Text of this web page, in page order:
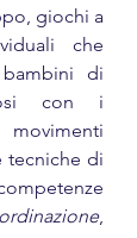
giochi a
che
di
con i
movimenti
tecniche di